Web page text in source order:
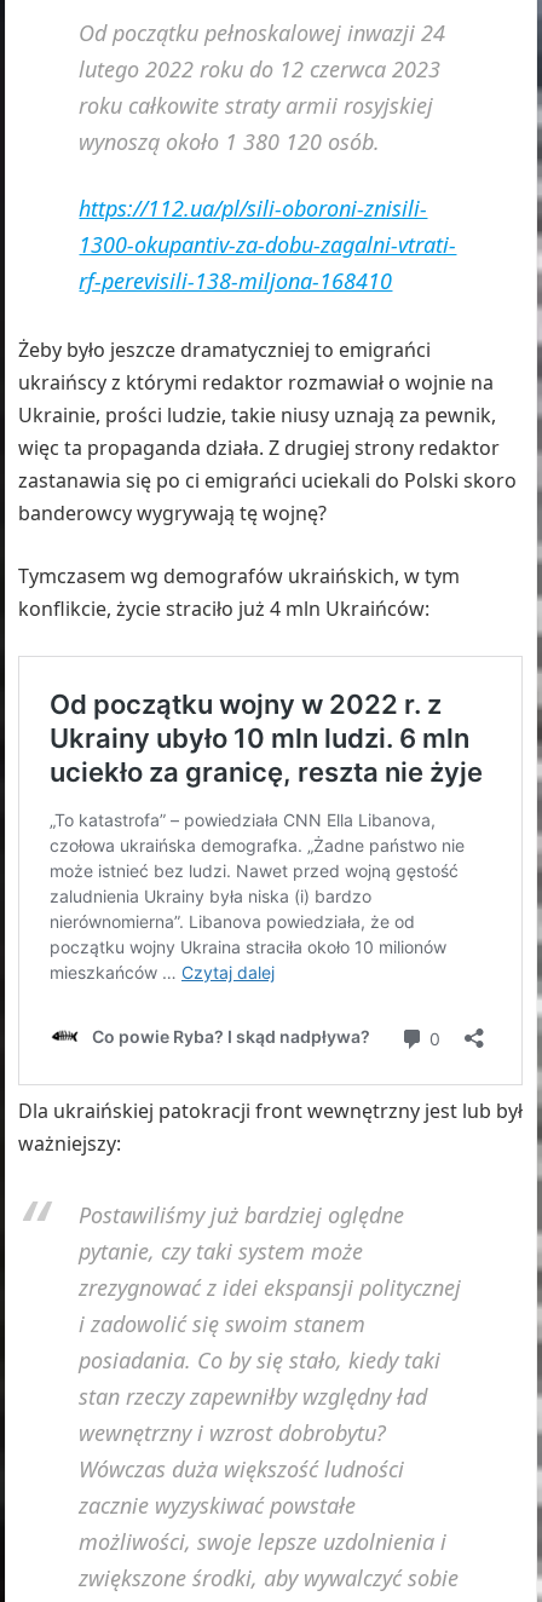
Od początku pełnoskalowej inwazji 24
lutego 2022 roku do 12 czerwca 2023
roku całkowite straty armii rosyjskiej
wynoszą około 1 380 120 osób.
https://112.ua/pl/sili-oboroni-znisili-
1300-okupantiv-za-dobu-zagalni-vtrati-
rf-perevisili-138-miljona-168410
Żeby było jeszcze dramatyczniej to emigrańci
ukraińscy z którymi redaktor rozmawiał o wojnie na
Ukrainie, prości ludzie, takie niusy uznają za pewnik,
więc ta propaganda działa. Z drugiej strony redaktor
zastanawia się po ci emigrańci uciekali do Polski skoro
banderowcy wygrywają tę wojnę?
Tymczasem wg demografów ukraińskich, w tym
konflikcie, życie straciło już 4 mln Ukraińców:
Dla ukraińskiej patokracji front wewnętrzny jest lub był
ważniejszy:
Postawiliśmy już bardziej oględne
pytanie, czy taki system może
zrezygnować z idei ekspansji politycznej
i zadowolić się swoim stanem
posiadania. Co by się stało, kiedy taki
stan rzeczy zapewniłby względny ład
wewnętrzny i wzrost dobrobytu?
Wówczas duża większość ludności
zacznie wyzyskiwać powstałe
możliwości, swoje lepsze uzdolnienia i
zwiększone środki, aby wywalczyć sobie